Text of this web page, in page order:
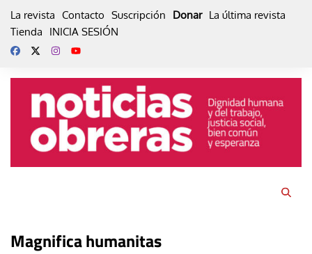
La revista Contacto Suscripción Donar La última revista
Tienda
INICIA SESIÓN
Magnifica humanitas